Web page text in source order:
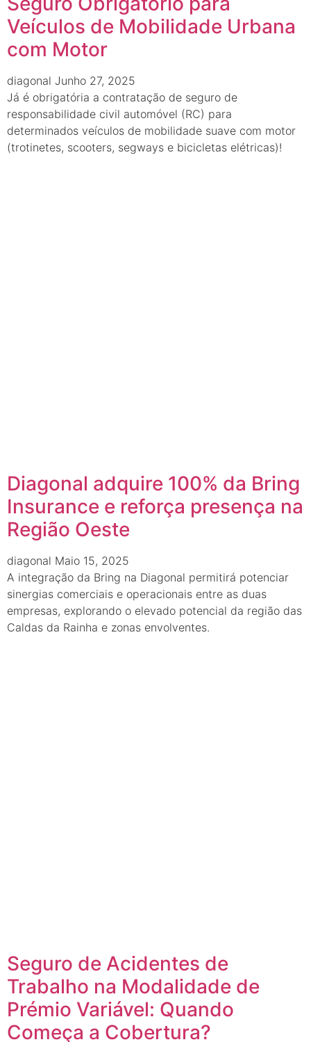
Veículos de Mobilidade Urbana
com Motor
diagonal Junho 27, 2025
Já é obrigatória a contratação de seguro de
responsabilidade civil automóvel (RC) para
determinados veículos de mobilidade suave com motor
(trotinetes, scooters, segways e bicicletas elétricas)!
Diagonal adquire 100% da Bring
Insurance e reforça presença na
Região Oeste
diagonal Maio 15, 2025
A integração da Bring na Diagonal permitirá potenciar
sinergias comerciais e operacionais entre as duas
empresas, explorando o elevado potencial da região das
Caldas da Rainha e zonas envolventes.
Seguro de Acidentes de
Trabalho na Modalidade de
Prémio Variável: Quando
Começa a Cobertura?